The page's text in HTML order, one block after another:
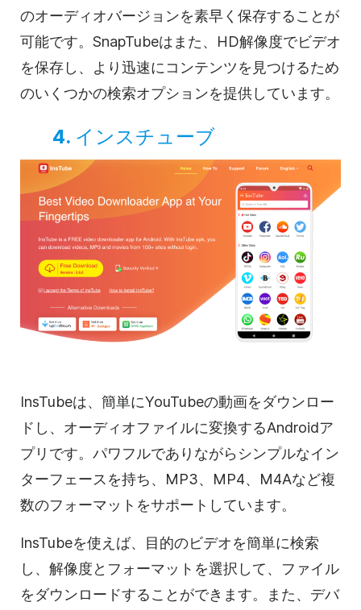
のオーディオバージョンを素早く保存することが
可能です。SnapTubeはまた、HD解像度でビデオ
を保存し、より迅速にコンテンツを見つけるため
のいくつかの検索オプションを提供しています。
4. インスチューブ
InsTubeは、簡単にYouTubeの動画をダウンロー
ドし、オーディオファイルに変換するAndroidア
プリです。パワフルでありながらシンプルなイン
ターフェースを持ち、MP3、MP4、M4Aなど複
数のフォーマットをサポートしています。
InsTubeを使えば、目的のビデオを簡単に検索
し、解像度とフォーマットを選択して、ファイル
をダウンロードすることができます。また、デバ